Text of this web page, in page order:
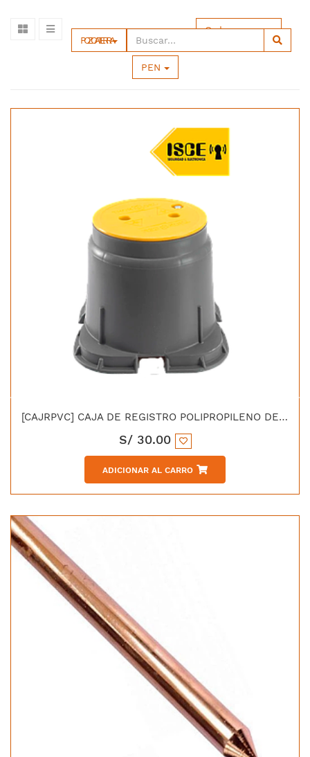
POZO A TIERRA
PEN
Ordenar por
[CAJRPVC] CAJA DE REGISTRO POLIPROPILENO DE PVC TAPA AMARILLA
S/ 30.00
ADICIONAR AL CARRO